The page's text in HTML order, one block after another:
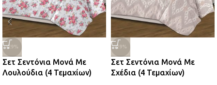
-29%
Σετ Σεντόνια Μονά Με
Λουλούδια (4 Τεμαχίων)
-29%
Σετ Σεντόνια Μονά Με
Σχέδια (4 Τεμαχίων)